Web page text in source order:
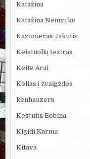
Katažina
Katažina Nemycko
Kazimieras Jakutis
Keistuolių teatras
Keite Arai
Kelias į žvaigždes
kenhauzers
Kęstutis Bobina
Kigidi Karma
Kitava